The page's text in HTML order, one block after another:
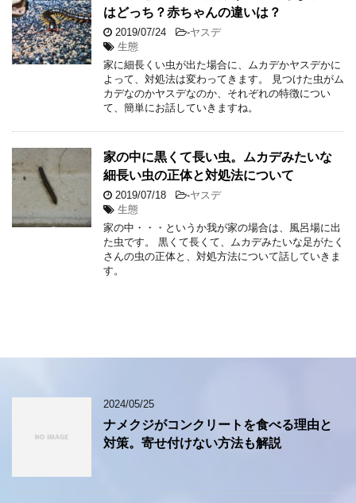
はどっち？赤ちゃんの違いは？
2019/07/24 -ヤスデ
生態
家に細長くい虫が出た場合に、ムカデかヤスデかに
よって、対処法は変わってきます。 見つけた虫がム
カデなのかヤスデなのか、それぞれの特徴につい
て、簡単にお話していきますね。
家の中に黒くて長い虫。ムカデみたいな
細長い虫の正体と対処法について
2019/07/18 -ヤスデ
生態
家の中・・・というか我が家の場合は、風呂場に出
た虫です。 黒くて長くて、ムカデみたいな足がたく
さんの虫の正体と、対処方法について話していきま
す。
2024/05/25
ナメクジがコンクリートを食べる理由と
対策。寄せ付けない方法も解説